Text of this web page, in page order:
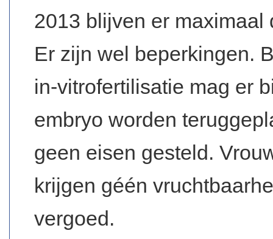
2013 blijven er
Er zijn wel beperkingen.
in-vitrofertilisatie mag er
embryo worden
geen eisen gesteld.
krijgen géén
vergoed.